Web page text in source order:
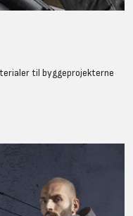
til byggeprojekterne